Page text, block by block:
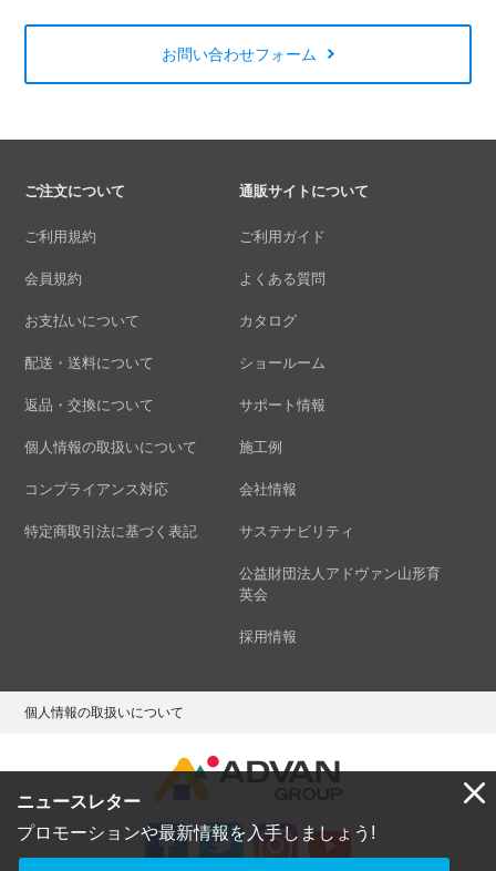
ニュースレター
プロモーションや最新情報を入手しましょう!
お問い合わせフォーム
ご注文について
ご利用規約
会員規約
お支払いについて
配送・送料について
返品・交換について
個人情報の取扱いについて
コンプライアンス対応
特定商取引法に基づく表記
通販サイトについて
ご利用ガイド
よくある質問
カタログ
ショールーム
サポート情報
施工例
会社情報
サステナビリティ
公益財団法人アドヴァン山形育
英会
採用情報
個人情報の取扱いについて